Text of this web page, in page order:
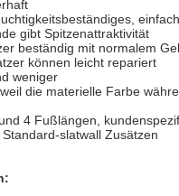
gibt Spitzenattraktivität
beständig mit normalem
können leicht repariert
weniger
die materielle Farbe
4 Fußlängen,
slatwall Zusätzen